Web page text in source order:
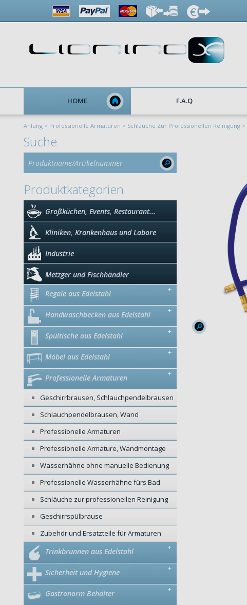
HOME F.A.Q
Anfang > Professionelle Armaturen > Schläuche Zur Professionellen Reinigung >
Suche
Produktkategorien
Großküchen, Events, Restaurant...
Kliniken, Krankenhaus und Labore
Industrie
Metzger und Fischhändler
+
Regale aus Edelstahl
+
Handwaschbecken aus Edelstahl
+
Spültische aus Edelstahl
+
Möbel aus Edelstahl
+
Professionelle Armaturen
Geschirrbrausen, Schlauchpendelbrausen
Schlauchpendelbrausen, Wand
Professionelle Armaturen
Professionelle Armature, Wandmontage
Wasserhähne ohne manuelle Bedienung
Professionelle Wasserhähne fürs Bad
Schläuche zur professionellen Reinigung
Geschirrspülbrause
Zubehör und Ersatzteile für Armaturen
+
Trinkbrunnen aus Edelstahl
+
Sicherheit und Hygiene
+
Gastronorm Behälter